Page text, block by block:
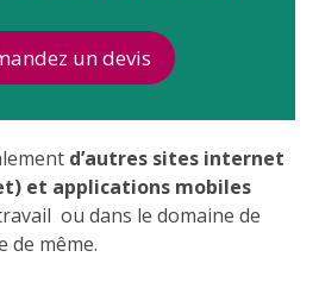
un devis
d’autres sites internet
et applications mobiles
ou dans le domaine de
de même.